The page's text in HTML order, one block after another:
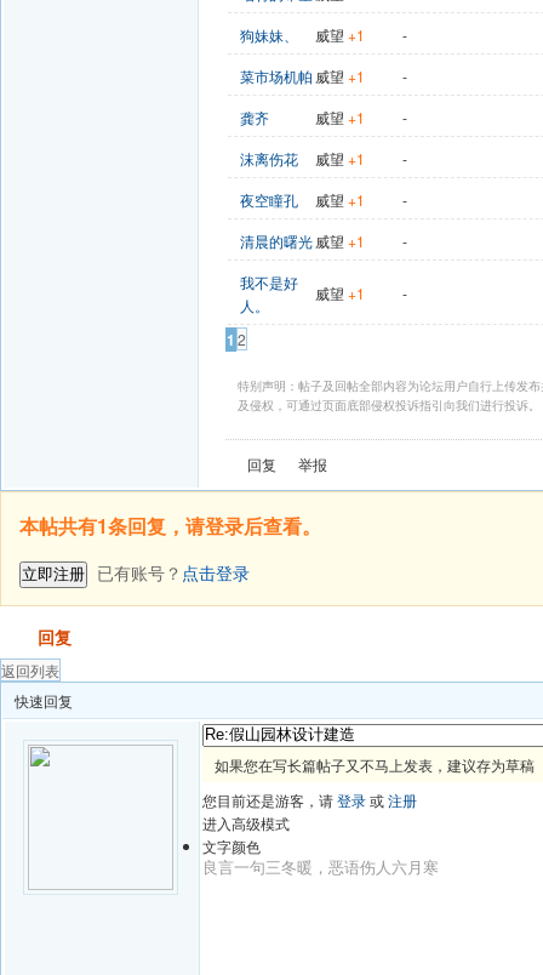
狗妹妹、
威望 +1
-
菜市场机帕 威望 +1
-
龚齐
威望 +1
-
沫离伤花
威望 +1
-
夜空瞳孔
威望 +1
-
清晨的曙光威望 +1
-
我不是好
人。
威望 +1 -
1 2
特别声明：帖子及回帖全部内容为论坛用户自行上传发
及侵权，可通过页面底部侵权投诉指引向我们进行投诉。
回复 举报
本帖共有1条回复，请登录后查看。
立即注册 已有账号？ 点击登录
回复
返回列表
快速回复
如果您在写长篇帖子又不马上发表，建议存为草稿
您目前还是游客，请登录或注册
进入高级模式
文字颜色